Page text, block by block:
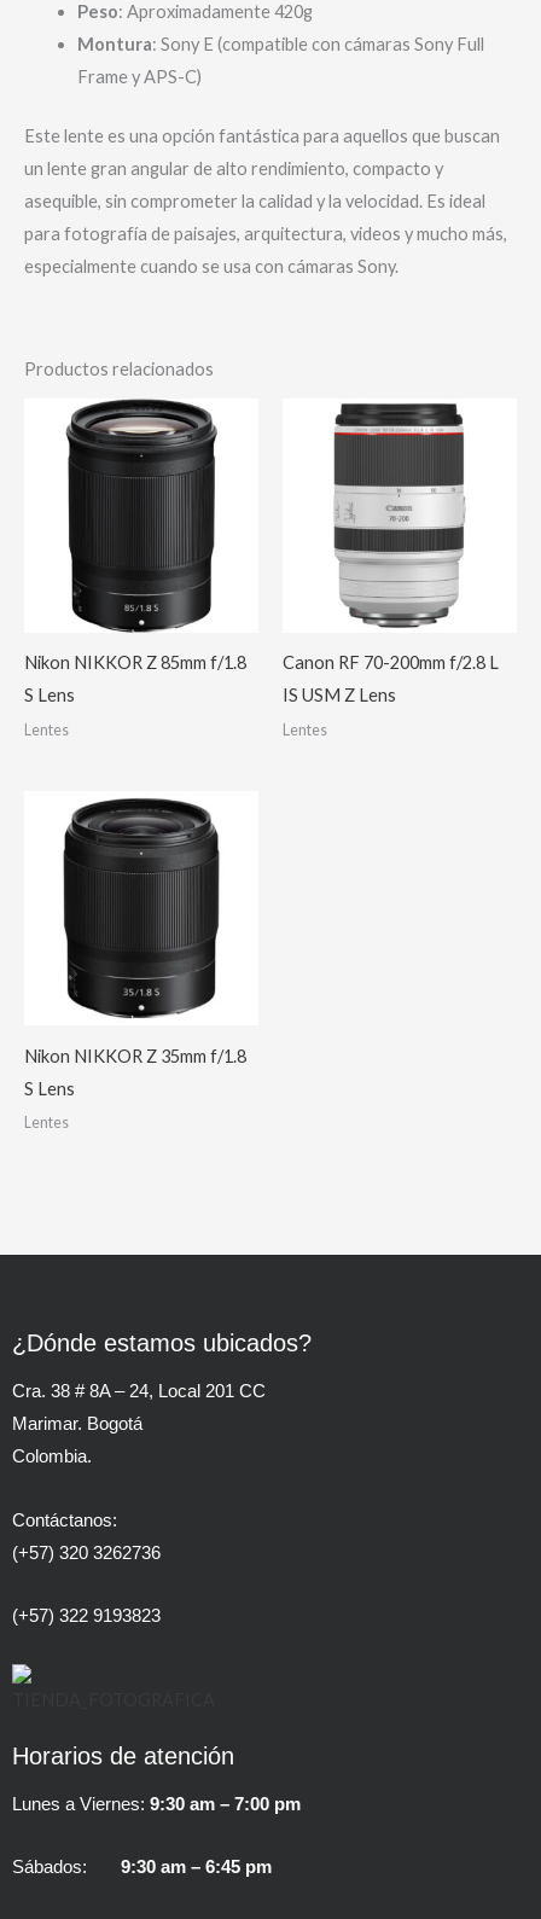
Peso: Aproximadamente 420g
Montura: Sony E (compatible con cámaras Sony Full
Frame y APS-C)
Este lente es una opción fantástica para aquellos que buscan
un lente gran angular de alto rendimiento, compacto y
asequible, sin comprometer la calidad y la velocidad. Es ideal
para fotografía de paisajes, arquitectura, videos y mucho más,
especialmente cuando se usa con cámaras Sony.
Productos relacionados
Nikon NIKKOR Z 85mm f/1.8
S Lens
Lentes
Canon RF 70-200mm f/2.8 L
IS USM Z Lens
Lentes
Nikon NIKKOR Z 35mm f/1.8
S Lens
Lentes
¿Dónde estamos ubicados?
Cra. 38 # 8A – 24, Local 201 CC
Marimar. Bogotá
Colombia.
Contáctanos:
(+57) 320 3262736
(+57) 322 9193823
Horarios de atención
Lunes a Viernes: 9:30 am – 7:00 pm
Sábados: 9:30 am – 6:45 pm